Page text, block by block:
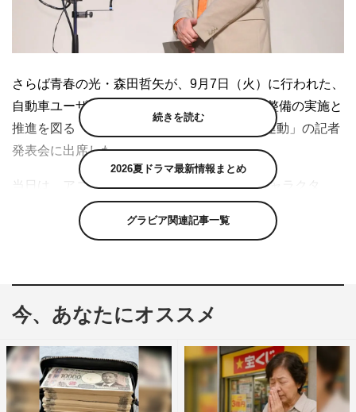
さらば青春の光・森田哲矢が、9月7日（火）に行われた、
自動車ユーザーに対して日常の適切な点検・整備の実施と
推進を図る「令和3年度 自動車点検整備推進運動」の記者
発表会に出席した。
当日は、アニメ『秘密結社 鷹の爪』の人気キャラクタ
ー、吉田勝子を起用したスペシャルムービーが初披露。ま
た、このムービーの中で森田がキャラクターとして登場し
本とは違うアドリブ満載のアテレコで会場を盛り上げた。
今回のイベントについて、森田は「なぜこんなお堅いイベ
ントに呼ばれたか分からない。まさか国土交通省から仕事
がくるなんて」と戸惑いを見せ、笑いを誘った。さらに、
続きを読む
2026夏ドラマ最新情報まとめ
グラビア関連記事一覧
今、あなたにオススメ